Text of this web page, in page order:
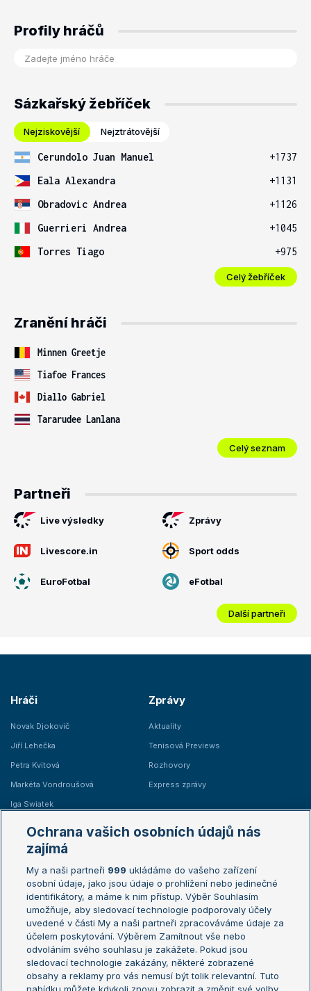
Profily hráčů
Sázkařský žebříček
Nejziskovější Nejztrátovější
Cerundolo Juan Manuel
+1737
Eala Alexandra
+1131
Obradovic Andrea
+1126
Guerrieri Andrea
+1045
Torres Tiago
+975
Celý žebříček
Zranění hráči
Minnen Greetje
Tiafoe Frances
Diallo Gabriel
Tararudee Lanlana
Celý seznam
Partneři
Live výsledky Zprávy
Livescore.in Sport odds
EuroFotbal eFotbal
Další partneři
Hráči
Novak Djokovič
Jiří Lehečka
Petra Kvitová
Markéta Vondroušová
Iga Swiatek
Zprávy
Aktuality
Tenisová Previews
Rozhovory
Express zprávy
Žebříčky
Žebříček ATP (muži)
Žebříček WTA (ženy)
Sázkařský žebříček
Australian Open
French Open
Wimbledon
US Open
Turnaj mistrů
Turnaj mistryň
Ochrana vašich osobních údajů nás
zajímá
My a naši partneři 999 ukládáme do vašeho zařízení
osobní údaje, jako jsou údaje o prohlížení nebo jedinečné
identifikátory, a máme k nim přístup. Výběr Souhlasím
umožňuje, aby sledovací technologie podporovaly účely
uvedené v části My a naši partneři zpracováváme údaje za
účelem poskytování. Výběrem Zamítnout vše nebo
odvoláním svého souhlasu je zakážete. Pokud jsou
sledovací technologie zakázány, některé zobrazené
obsahy a reklamy pro vás nemusí být tolik relevantní. Tuto